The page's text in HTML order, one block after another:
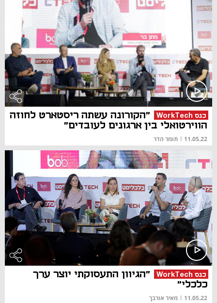
כנס WorkTech
"הקורונה עשתה ריסטארט לחוזה
הווירטואלי בין ארגונים לעובדים"
11.05.22
| תומר הדר
כנס WorkTech
"הגיוון התעסוקתי יוצר ערך
כלכלי"
11.05.22
| מאיר אורבך